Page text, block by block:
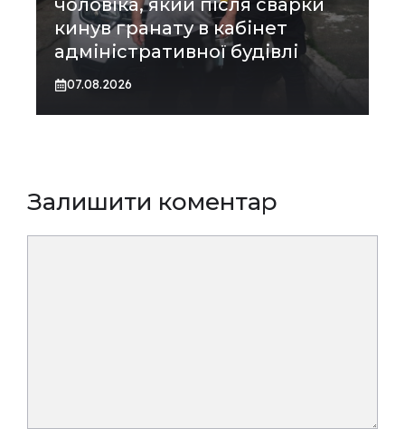
чоловіка, який після сварки
кинув гранату в кабінет
адміністративної будівлі
07.08.2026
Залишити коментар